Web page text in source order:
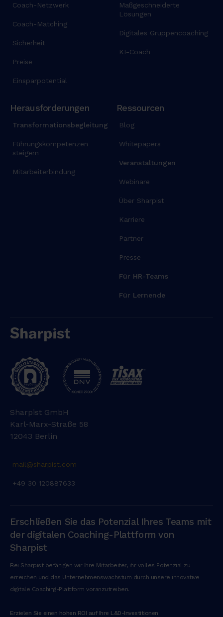
Coach-Netzwerk
Coach-Matching
Sicherheit
Preise
Einsparpotential
Maßgeschneiderte
Lösungen
Digitales Gruppencoaching
KI-Coach
Herausforderungen
Transformationsbegleitung
Führungskompetenzen
steigern
Mitarbeiterbindung
Ressourcen
Blog
Whitepapers
Veranstaltungen
Webinare
Über Sharpist
Karriere
Partner
Presse
Für HR-Teams
Für Lernende
Sharpist GmbH
Karl-Marx-Straße 58
12043 Berlin
mail@sharpist.com
+49 30 120887633
Erschließen Sie das Potenzial Ihres Teams mit
der digitalen Coaching-Plattform von
Sharpist
Bei Sharpist befähigen wir Ihre Mitarbeiter, ihr volles Potenzial zu
erreichen und das Unternehmenswachstum durch unsere innovative
digitale Coaching-Plattform voranzutreiben.
Erzielen Sie einen hohen ROI auf Ihre L&D-Investitionen